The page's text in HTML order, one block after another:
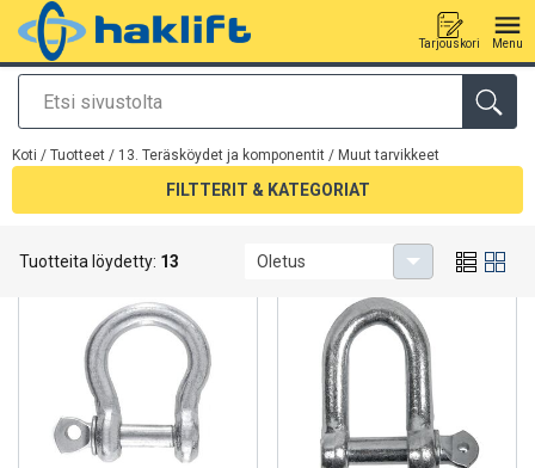
Etsi
Tarjouskori Menu
Tuote lisätty tarjouspyyntöön
Koti / Tuotteet / 13. Teräsköydet ja komponentit / Muut tarvikkeet
FILTTERIT & KATEGORIAT
Tuotteita löydetty: 13 Oletus